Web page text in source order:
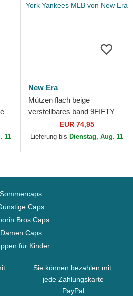
11
New Era
Mützen flach beige
verstellbares band 9FIFTY
Retro Crown Heritage der
New York Yankees MLB
EUR 74,95
Lieferung bis Dienstag, Aug. 11
Sommercaps
Caps
Bros Caps
Damen Caps
für Kinder
Sie können bezahlen mit:
jede Zahlungskarte
PayPal